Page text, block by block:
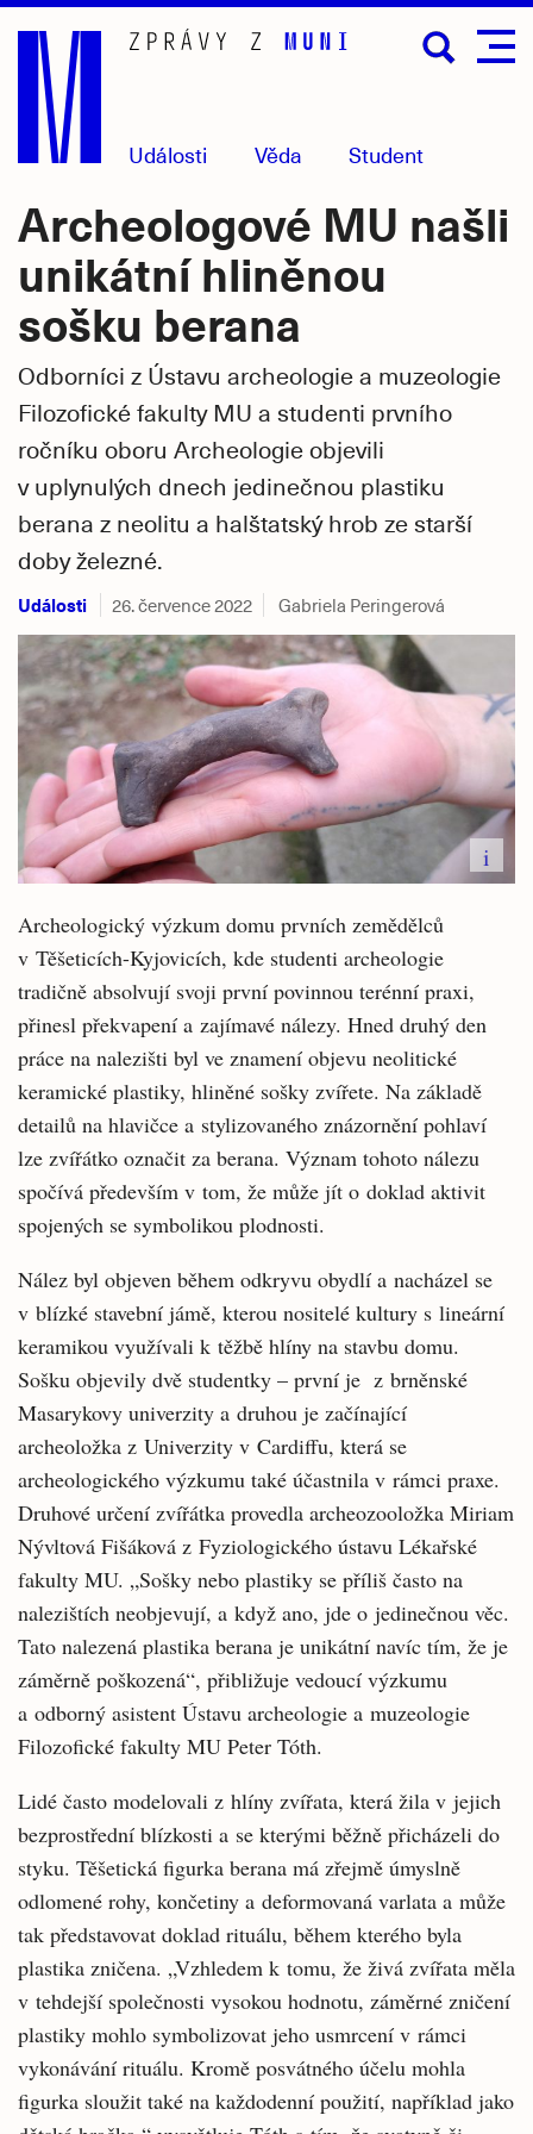
Přejít
hlavní
obsah
Události Věda Student
Archeologové MU našli
unikátní hliněnou
sošku berana
Odborníci z Ústavu archeologie a muzeologie
Filozofické fakulty MU a studenti prvního
ročníku oboru Archeologie objevili
v uplynulých dnech jedinečnou plastiku
berana z neolitu a halštatský hrob ze starší
doby železné.
Události 26. července 2022 Gabriela Peringerová
i
Archeologický výzkum domu prvních zemědělců
v Těšeticích-Kyjovicích, kde studenti archeologie
tradičně absolvují svoji první povinnou terénní praxi,
přinesl překvapení a zajímavé nálezy. Hned druhý den
práce na nalezišti byl ve znamení objevu neolitické
keramické plastiky, hliněné sošky zvířete. Na základě
detailů na hlavičce a stylizovaného znázornění pohlaví
lze zvířátko označit za berana. Význam tohoto nálezu
spočívá především v tom, že může jít o doklad aktivit
spojených se symbolikou plodnosti.
Nález byl objeven během odkryvu obydlí a nacházel se
v blízké stavební jámě, kterou nositelé kultury s lineární
keramikou využívali k těžbě hlíny na stavbu domu.
Sošku objevily dvě studentky – první je z brněnské
Masarykovy univerzity a druhou je začínající
archeoložka z Univerzity v Cardiffu, která se
archeologického výzkumu také účastnila v rámci praxe.
Druhové určení zvířátka provedla archeozooložka Miriam
Nývltová Fišáková z Fyziologického ústavu Lékařské
fakulty MU. „Sošky nebo plastiky se příliš často na
nalezištích neobjevují, a když ano, jde o jedinečnou věc.
Tato nalezená plastika berana je unikátní navíc tím, že je
záměrně poškozená“, přibližuje vedoucí výzkumu
a odborný asistent Ústavu archeologie a muzeologie
Filozofické fakulty MU Peter Tóth.
Lidé často modelovali z hlíny zvířata, která žila v jejich
bezprostřední blízkosti a se kterými běžně přicházeli do
styku. Těšetická figurka berana má zřejmě úmyslně
odlomené rohy, končetiny a deformovaná varlata a může
tak představovat doklad rituálu, během kterého byla
plastika zničena. „Vzhledem k tomu, že živá zvířata měla
v tehdejší společnosti vysokou hodnotu, záměrné zničení
plastiky mohlo symbolizovat jeho usmrcení v rámci
vykonávání rituálu. Kromě posvátného účelu mohla
figurka sloužit také na každodenní použití, například jako